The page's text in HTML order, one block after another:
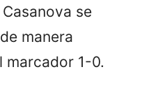
se
manera
marcador 1-0.